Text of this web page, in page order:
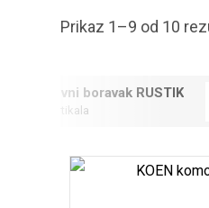
Prikaz 1–9 od 10
Dnevni boravak RUSTIK
12 artikala